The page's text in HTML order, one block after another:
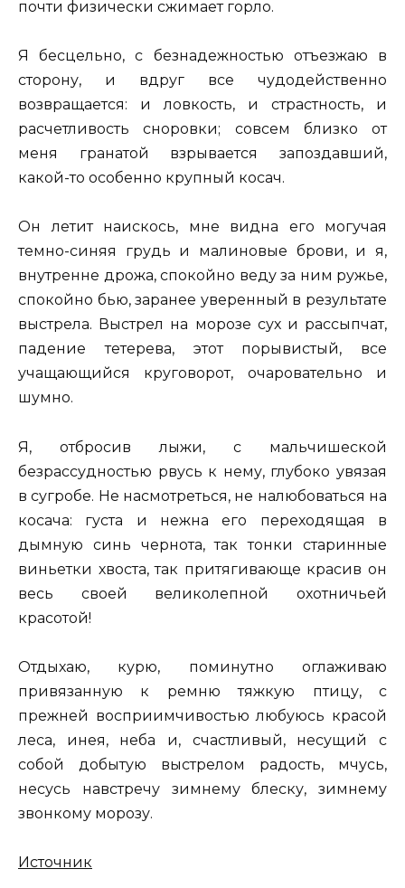
почти физически сжимает горло.
Я бесцельно, с безнадежностью отъезжаю в
сторону, и вдруг все чудодейственно
возвращается: и ловкость, и страстность, и
расчетливость сноровки; совсем близко от
меня гранатой взрывается запоздавший,
какой-то особенно крупный косач.
Он летит наискось, мне видна его могучая
темно-синяя грудь и малиновые брови, и я,
внутренне дрожа, спокойно веду за ним ружье,
спокойно бью, заранее уверенный в результате
выстрела. Выстрел на морозе сух и рассыпчат,
падение тетерева, этот порывистый, все
учащающийся круговорот, очаровательно и
шумно.
Я, отбросив лыжи, с мальчишеской
безрассудностью рвусь к нему, глубоко увязая
в сугробе. Не насмотреться, не налюбоваться на
косача: густа и нежна его переходящая в
дымную синь чернота, так тонки старинные
виньетки хвоста, так притягивающе красив он
весь своей великолепной охотничьей
красотой!
Отдыхаю, курю, поминутно оглаживаю
привязанную к ремню тяжкую птицу, с
прежней восприимчивостью любуюсь красой
леса, инея, неба и, счастливый, несущий с
собой добытую выстрелом радость, мчусь,
несусь навстречу зимнему блеску, зимнему
звонкому морозу.
Источник